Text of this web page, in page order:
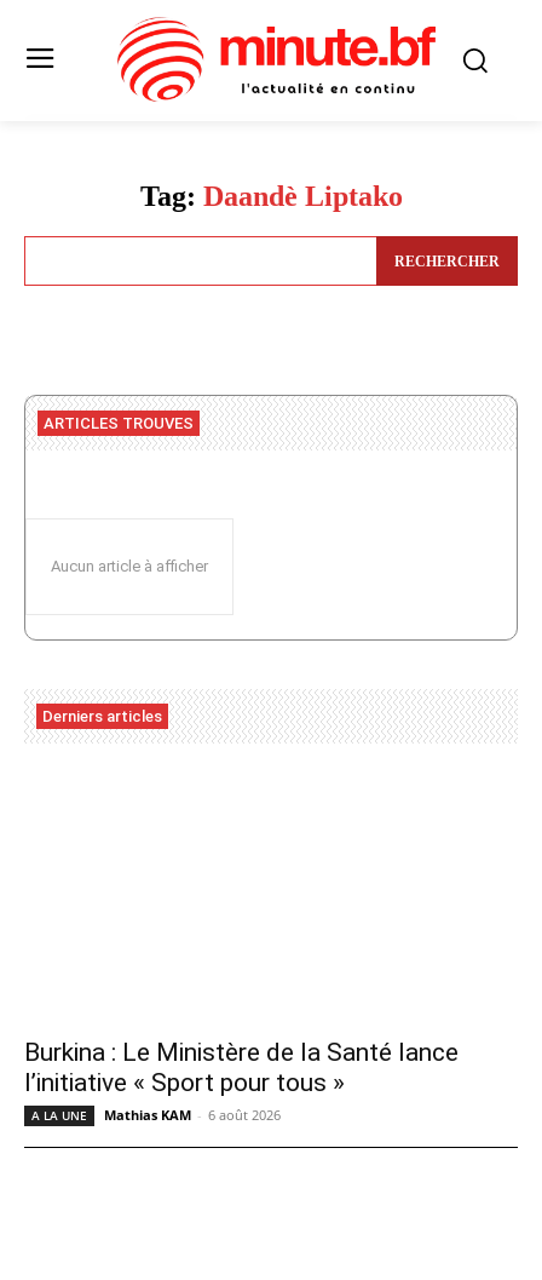
Tag: Daandè Liptako
RECHERCHER
ARTICLES TROUVES
Aucun article à afficher
Derniers articles
Burkina : Le Ministère de la Santé lance
l’initiative « Sport pour tous »
A LA UNE Mathias KAM - 6 août 2026